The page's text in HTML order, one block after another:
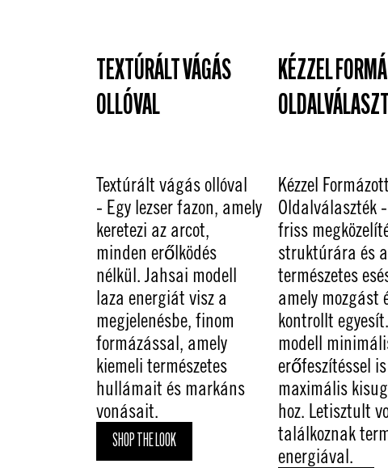
TEXTÚRÁLT VÁGÁS
OLLÓVAL
Textúrált vágás ollóval
- Egy lezser fazon, amely
keretezi az arcot,
minden erőlködés
nélkül. Jahsai modell
laza energiát visz a
megjelenésbe, finom
formázással, amely
kiemeli természetes
hullámait és markáns
vonásait.
SHOP THE LOOK
KÉZZEL
Kézzel Formázott
Oldalválaszték
friss
struktúrára és a
természetes
amely mozgást
kontrollt
modell
erőfeszítéssel is
maximális
hoz. Letisztult
találkoznak
energiával.